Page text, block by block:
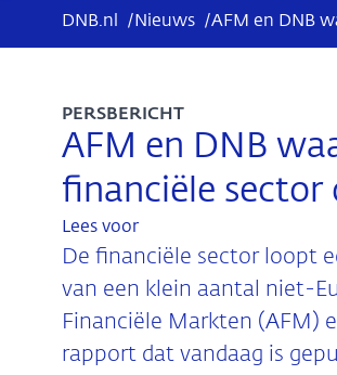
DNB.nl / Nieuws /
AFM en DNB
financiële sector
PERSBERICHT
Lees voor
De financiële sector loopt
van een klein aantal niet-
Financiële Markten (AFM)
rapport dat vandaag is